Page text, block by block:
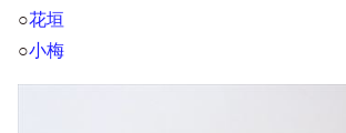
○花垣
○小梅